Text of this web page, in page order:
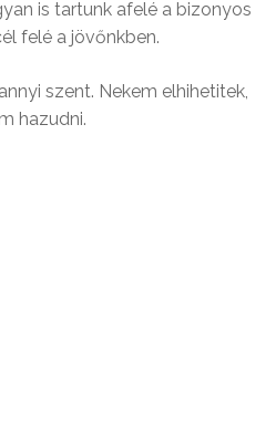
is tartunk afelé a bizonyos
felé a jövőnkben.
szent. Nekem elhihetitek,
hazudni.